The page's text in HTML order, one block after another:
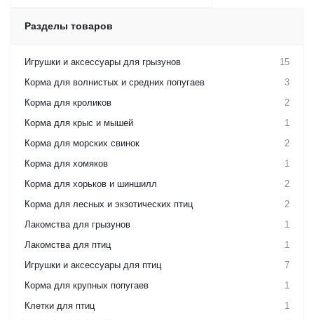
Разделы товаров
Игрушки и аксессуары для грызунов
15
Корма для волнистых и средних попугаев
3
Корма для кроликов
2
Корма для крыс и мышей
1
Корма для морских свинок
2
Корма для хомяков
1
Корма для хорьков и шиншилл
2
Корма для лесных и экзотических птиц
2
Лакомства для грызунов
1
Лакомства для птиц
1
Игрушки и аксессуары для птиц
7
Корма для крупных попугаев
1
Клетки для птиц
1